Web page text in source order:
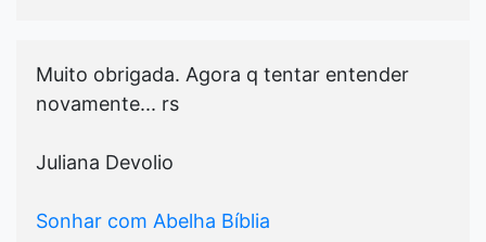
Muito obrigada. Agora q tentar entender
novamente... rs
Juliana Devolio
Sonhar com Abelha Bíblia